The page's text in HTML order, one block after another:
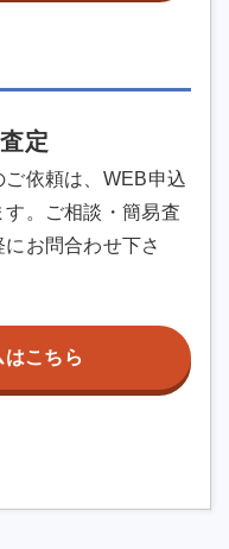
定
依頼は、WEB申込
。ご相談・簡易査
お問合わせ下さ
こちら